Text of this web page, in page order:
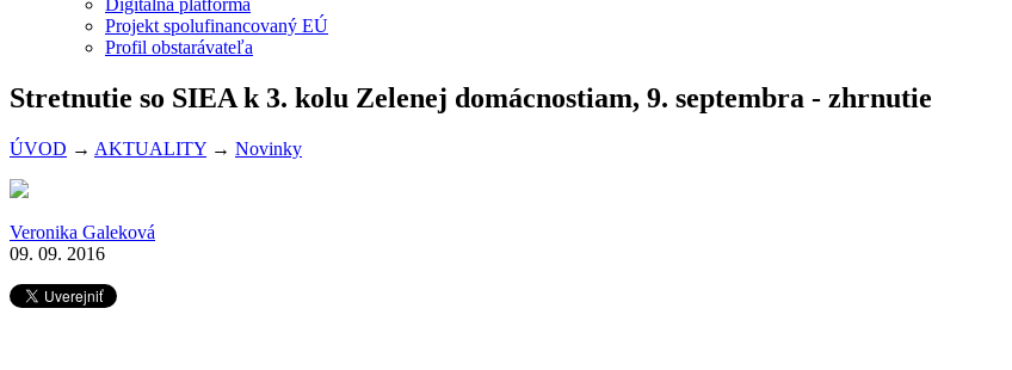
Digitálna platforma
Projekt spolufinancovaný EÚ
Profil obstarávateľa
Stretnutie so SIEA k 3. kolu Zelenej domácnostiam, 9. septembra - zhrnutie
ÚVOD → AKTUALITY → Novinky
Veronika Galeková
09. 09. 2016